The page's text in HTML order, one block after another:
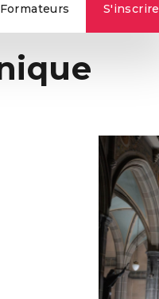
Formateurs S'inscrire